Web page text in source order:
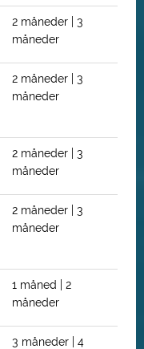
2 måneder | 3
måneder
2 måneder | 3
måneder
2 måneder | 3
måneder
2 måneder | 3
måneder
1 måned | 2
måneder
3 måneder | 4